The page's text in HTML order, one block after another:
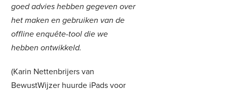
goed advies hebben gegeven over
het maken en gebruiken van de
offline enquête-tool die we
hebben ontwikkeld.
(Karin Nettenbrijers van
BewustWijzer huurde iPads voor